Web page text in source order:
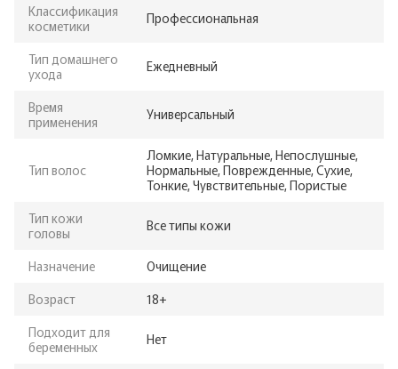
Классификация
косметики
Профессиональная
Тип домашнего
ухода
Ежедневный
Время
применения
Универсальный
Тип волос
Ломкие, Натуральные, Непослушные,
Нормальные, Поврежденные, Сухие,
Тонкие, Чувствительные, Пористые
Тип кожи
головы
Все типы кожи
Назначение
Очищение
Возраст
18+
Подходит для
беременных
Нет